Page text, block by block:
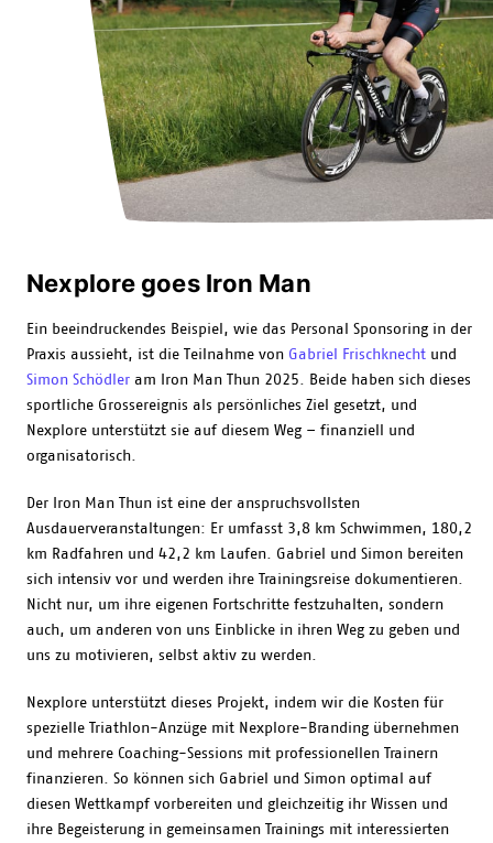
Nexplore goes Iron Man
Ein beeindruckendes Beispiel, wie das Personal Sponsoring in der
Praxis aussieht, ist die Teilnahme von Gabriel Frischknecht und
Simon Schödler am Iron Man Thun 2025. Beide haben sich dieses
sportliche Grossereignis als persönliches Ziel gesetzt, und
Nexplore unterstützt sie auf diesem Weg – finanziell und
organisatorisch.
Der Iron Man Thun ist eine der anspruchsvollsten
Ausdauerveranstaltungen: Er umfasst 3,8 km Schwimmen, 180,2
km Radfahren und 42,2 km Laufen. Gabriel und Simon bereiten
sich intensiv vor und werden ihre Trainingsreise dokumentieren.
Nicht nur, um ihre eigenen Fortschritte festzuhalten, sondern
auch, um anderen von uns Einblicke in ihren Weg zu geben und
uns zu motivieren, selbst aktiv zu werden.
Nexplore unterstützt dieses Projekt, indem wir die Kosten für
spezielle Triathlon-Anzüge mit Nexplore-Branding übernehmen
und mehrere Coaching-Sessions mit professionellen Trainern
finanzieren. So können sich Gabriel und Simon optimal auf
diesen Wettkampf vorbereiten und gleichzeitig ihr Wissen und
ihre Begeisterung in gemeinsamen Trainings mit interessierten